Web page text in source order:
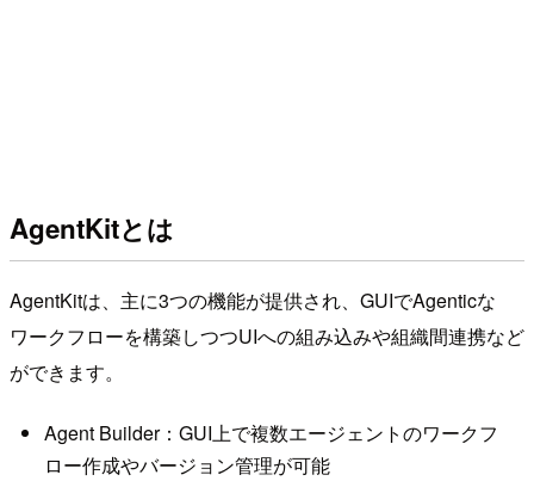
AgentKitとは
AgentKitは、主に3つの機能が提供され、GUIでAgenticな
ワークフローを構築しつつUIへの組み込みや組織間連携など
ができます。
Agent Builder：GUI上で複数エージェントのワークフ
ロー作成やバージョン管理が可能